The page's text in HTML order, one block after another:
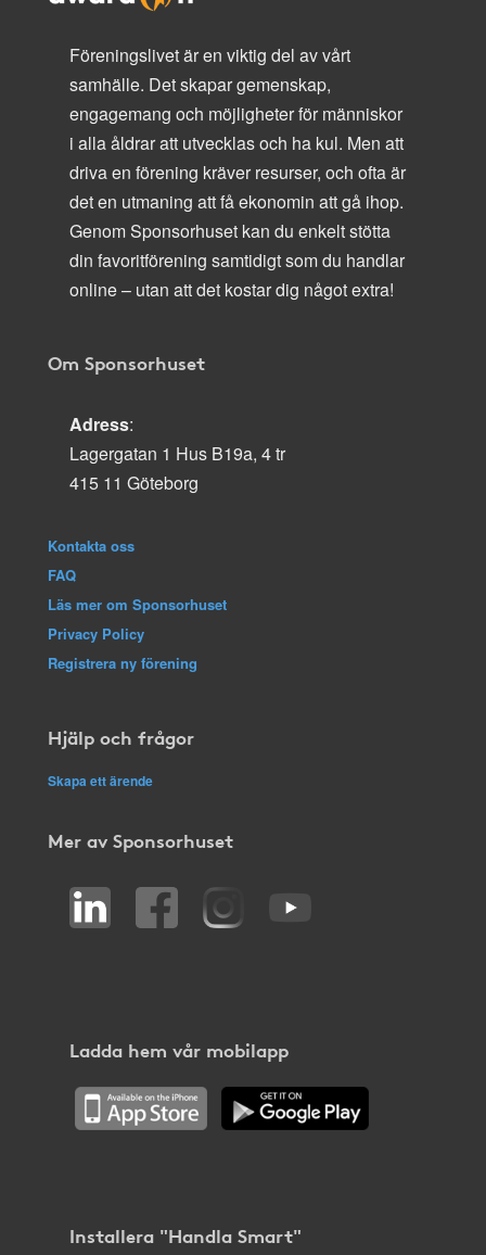
Föreningslivet är en viktig del av vårt
samhälle. Det skapar gemenskap,
engagemang och möjligheter för människor
i alla åldrar att utvecklas och ha kul. Men att
driva en förening kräver resurser, och ofta är
det en utmaning att få ekonomin att gå ihop.
Genom Sponsorhuset kan du enkelt stötta
din favoritförening samtidigt som du handlar
online – utan att det kostar dig något extra!
Om Sponsorhuset
Adress:
Lagergatan 1 Hus B19a, 4 tr
415 11 Göteborg
Kontakta oss
FAQ
Läs mer om Sponsorhuset
Privacy Policy
Registrera ny förening
Hjälp och frågor
Skapa ett ärende
Mer av Sponsorhuset
Ladda hem vår mobilapp
Installera "Handla Smart"